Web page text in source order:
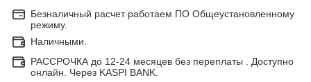
Безналичный расчет работаем ПО Общеустановленному
режиму.
Наличными.
РАССРОЧКА до 12-24 месяцев без переплаты . Доступно
онлайн. Через KASPI BANK.